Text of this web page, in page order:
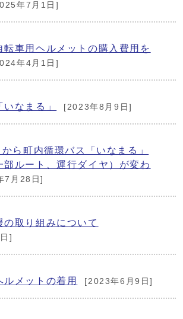
年7月1日]
転車用ヘルメットの購入費用を
年4月1日]
なまる」 [2023年8月9日]
ら町内循環バス「いなまる」
部ルート、運行ダイヤ）が変わ
7月28日]
の取り組みについて
]
ルメットの着用 [2023年6月9日]